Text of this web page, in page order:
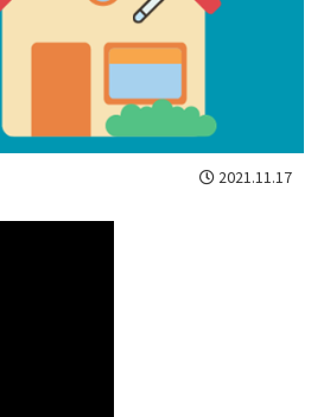
2021.11.17